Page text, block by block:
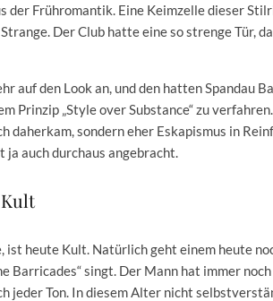
der Frühromantik. Eine Keimzelle dieser
Der Club hatte eine so strenge Tür,
auf den Look an, und den hatten Spandau
Prinzip „Style over Substance“ zu
daherkam, sondern eher Eskapismus in
auch durchaus angebracht.
ist heute Kult. Natürlich geht einem heute
Barricades“ singt. Der Mann hat immer
jeder Ton. In diesem Alter nicht